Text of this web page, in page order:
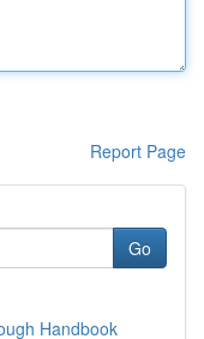
Report Page
Go
Handbook